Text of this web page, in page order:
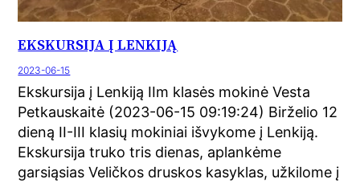
EKSKURSIJA Į LENKIJĄ
2023-06-15
Ekskursija į Lenkiją IIm klasės mokinė Vesta
Petkauskaitė (2023-06-15 09:19:24) Birželio 12
dieną II-III klasių mokiniai išvykome į Lenkiją.
Ekskursija truko tris dienas, aplankėme
garsiąsias Veličkos druskos kasyklas, užkilome į